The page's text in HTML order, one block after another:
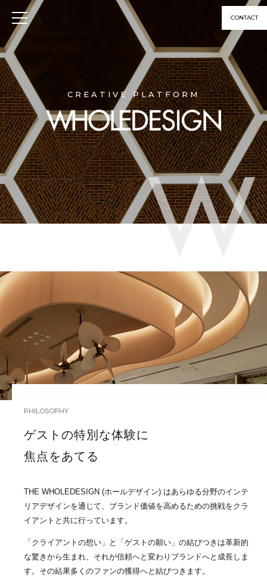
CONTACT
CREATIVE PLATFORM
PHILOSOPHY
ゲストの特別な体験に
焦点をあてる
THE WHOLEDESIGN (ホールデザイン) はあらゆる分野のインテ
リアデザインを通じて、ブランド価値を高めるための挑戦をクラ
イアントと共に行っています。
「クライアントの想い」と「ゲストの願い」の結びつきは革新的
な驚きから生まれ、それが信頼へと変わりブランドへと成長しま
す。その結果多くのファンの獲得へと結びつきます。